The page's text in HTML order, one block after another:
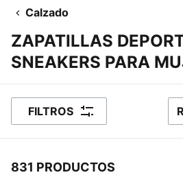
Calzado
ZAPATILLAS
SNEAKERS PARA
FILTROS
831 PRODUCTOS